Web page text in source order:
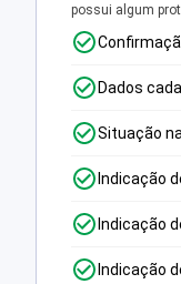
possui algum
Dados
Situação
Indicação
Indicação
Indicação